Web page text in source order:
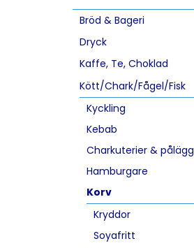
Bröd & Bageri
Dryck
Kaffe, Te, Choklad
Kött/Chark/Fågel/Fisk
Kyckling
Kebab
Charkuterier & pålägg
Hamburgare
Korv
Kryddor
Soyafritt